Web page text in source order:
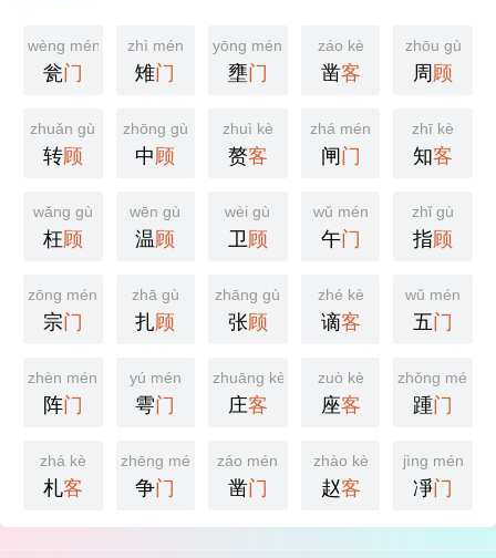
wèng mén
瓮门
zhì mén
雉门
yōng mén
壅门
záo kè
凿客
zhōu gù
周 顾
zhuǎn gù
转顾
zhōng gù
中顾
zhuì kè
赘客
zhá mén
闸 门
zhī kè
知客
wǎng gù
枉顾
wēn gù
温顾
wèi gù
卫顾
wǔ mén
午门
zhǐ gù
指顾
zōng mén
宗门
zhā gù
扎顾
zhāng gù
张顾
zhé kè
谪客
wǔ mén
五门
zhèn mén
阵门
yú mén
雩门
zhuāng kè
庄客
zuò kè
座客
zhǒng mén
踵门
zhá kè
札客
zhēng mén
争门
záo mén
凿门
zhào kè
赵客
jìng mén
凈门